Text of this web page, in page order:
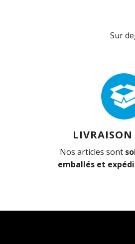
Sur
LIVRAISON
Nos articles sont
emballés et